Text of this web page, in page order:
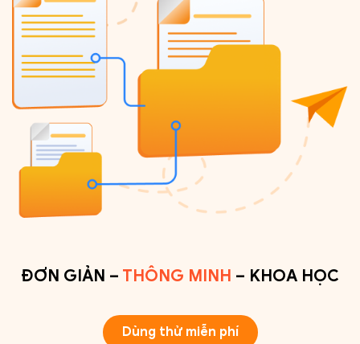
Mua
ĐƠN GIẢN – THÔNG MINH – KHOA HỌC
Dùng thử miễn phí